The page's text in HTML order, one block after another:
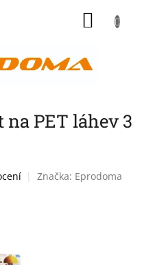
na PET láhev 3
Značka: Eprodoma